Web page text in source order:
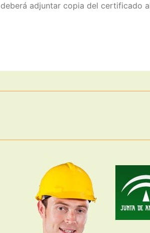
adjuntar copia del certificado